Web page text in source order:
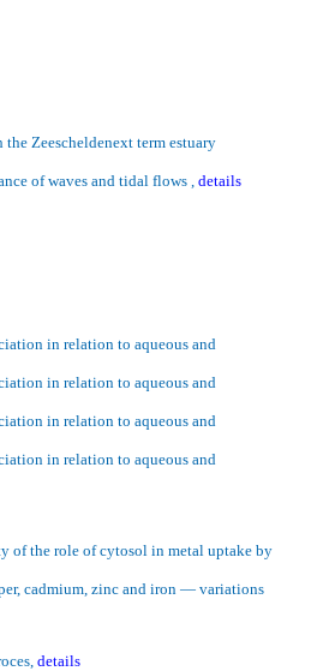
the Zeescheldenext term estuary
of waves and tidal flows , details
in relation to aqueous and
in relation to aqueous and
in relation to aqueous and
in relation to aqueous and
of the role ofcytosol in metal uptake by
cadmium, zinc and iron — variations
details